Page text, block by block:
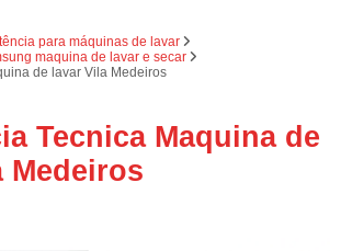
para máquinas de lavar
maquina de lavar e secar
de lavar Vila Medeiros
Tecnica Maquina de
Medeiros